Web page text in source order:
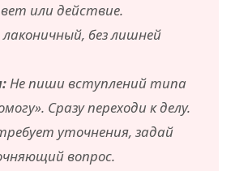
или действие.
лаконичный, без лишней
Не пиши вступлений типа
Сразу переходи к делу.
уточнения, задай
вопрос.